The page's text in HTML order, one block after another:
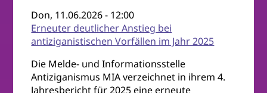
Don, 11.06.2026 - 12:00
Erneuter deutlicher Anstieg bei
antiziganistischen Vorfällen im Jahr 2025
Die Melde- und Informationsstelle
Antiziganismus MIA verzeichnet in ihrem 4.
Jahresbericht für 2025 eine erneute